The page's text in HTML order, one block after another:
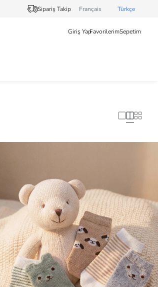
Sipariş Takip Français Türkçe
Giriş YapFavorilerimSepetim